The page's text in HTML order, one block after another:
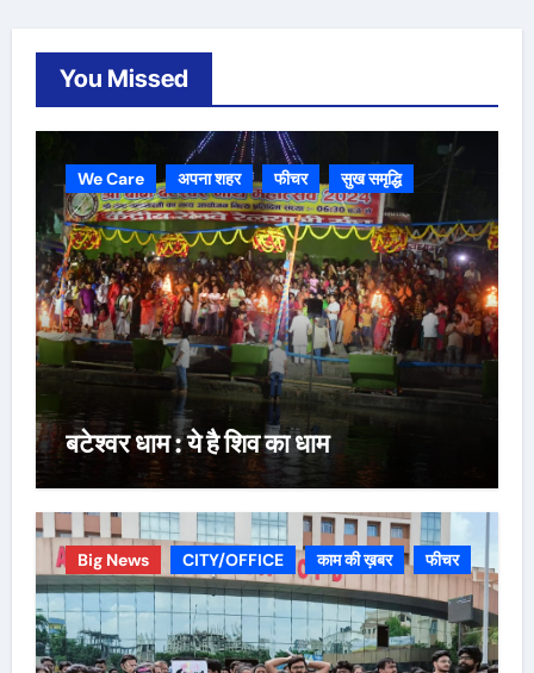
You Missed
We Care अपना शहर फीचर सुख समृद्धि
बटेश्वर धाम : ये है शिव का धाम
Big News CITY/OFFICE काम की ख़बर फीचर